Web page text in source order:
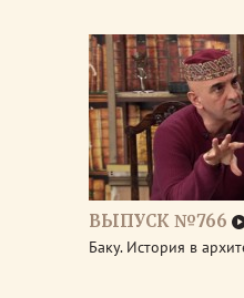
ВЫПУСК №766
Баку. История в